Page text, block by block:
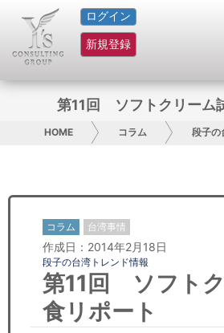
ログイン
新規登録
HOME
サービス紹介
コラム
グループ概要
日本人にPR
コンサルティング
リサーチ
第11回 ソフトクリーム
HOME コラム 段子の
コラム 台湾事情
作成日：2014年2月18日
段子の台湾トレンド情報
第11回 ソフト
食リポート